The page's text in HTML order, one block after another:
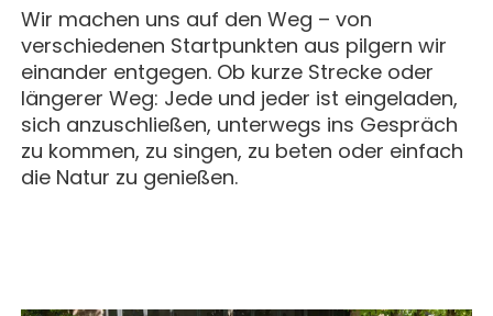
KONTAKT
BERICHTE
IMPULSE
PREDIGTEN
KLOSTER
ÜBER UNS
GAST SEIN
Wir machen uns auf den Weg – von
verschiedenen Startpunkten aus pilgern wir
einander entgegen. Ob kurze Strecke oder
längerer Weg: Jede und jeder ist eingeladen,
sich anzuschließen, unterwegs ins Gespräch
zu kommen, zu singen, zu beten oder einfach
die Natur zu genießen.